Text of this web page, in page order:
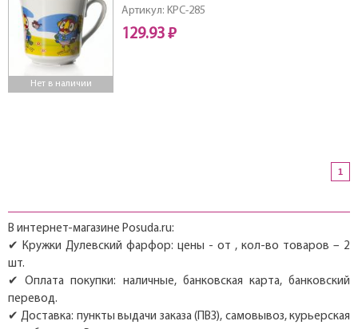
Нет в наличии
Артикул: KPC-285
129.93 ₽
1
В интернет-магазине Posuda.ru:
✔ Кружки Дулевский фарфор: цены - от , кол-во товаров – 2
шт.
✔ Оплата покупки: наличные, банковская карта, банковский
перевод.
✔ Доставка: пункты выдачи заказа (ПВЗ), самовывоз, курьерская